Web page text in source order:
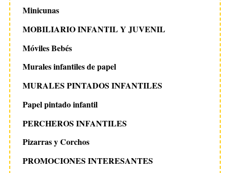
Minicunas
MOBILIARIO INFANTIL Y JUVENIL
Móviles Bebés
Murales infantiles de papel
MURALES PINTADOS INFANTILES
Papel pintado infantil
PERCHEROS INFANTILES
Pizarras y Corchos
PROMOCIONES INTERESANTES